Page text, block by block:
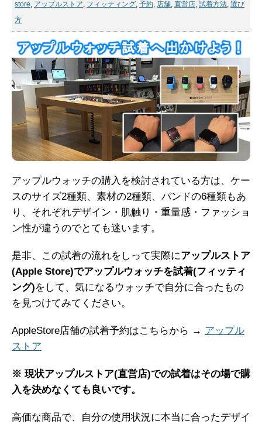
store, アップルストア, フィッティング, 予約, 店舗, 直営店, 試着方法, 選び
方
アップルウォッチの購入を検討されている方は、ケー
スのサイズ2種類、素材の2種類、バンドの6種類もあ
り、それぞれデザイン・肌触り・重量感・ファッショ
ン性が違うのでとても迷います。
是非、この試着の流れをしって実際にアップルストア
(Apple Store)でアップルウォッチを試着(フィッティ
ング)をして、気になるウォッチで自分に合ったもの
を見つけてみてください。
AppleStore店舗の試着予約はこちらから → アップル
ストア
※ 現状アップルストア(直営店)での試着はその場で購
入を決めなくても良いです。
高価な商品で、自分の使用状況に本当に合ったデザイ